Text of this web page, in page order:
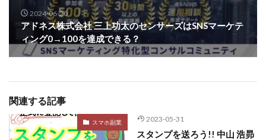
2024-06-20
アドネス株式会社 三上功太のセンサーズはSNSマーケテ
ィング0→100を達成できる？
関連する記事
スマホ副業 2023-05-31
スタンプを送ろう!! 中山 浩昴